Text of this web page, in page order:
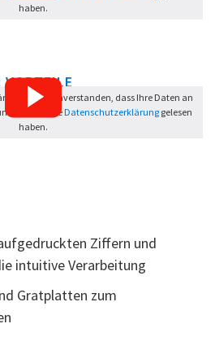
haben.
VORTEILE
Sie sich einverstanden, dass Ihre Daten an
dass Sie dieDatenschutzerklärunggelesen
haben.
Ziffern und
intuitive Verarbeitung
Gratplatten zum